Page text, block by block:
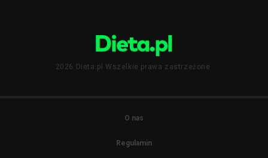
2026 Dieta.pl Wszelkie prawa zastrzeżone.
O nas
Regulamin